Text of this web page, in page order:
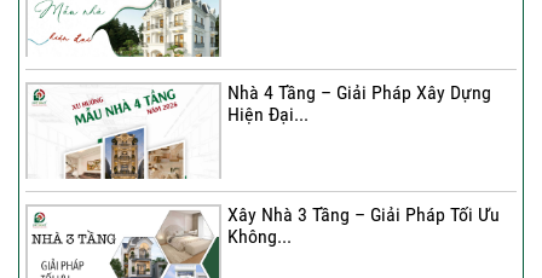
Nhà 4 Tầng – Giải Pháp Xây Dựng
Hiện Đại...
Xây Nhà 3 Tầng – Giải Pháp Tối Ưu
Không...